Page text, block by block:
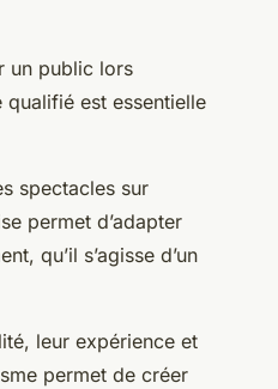
un public lors
qualifié est essentielle
spectacles sur
permet d’adapter
qu’il s’agisse d’un
leur expérience et
permet de créer